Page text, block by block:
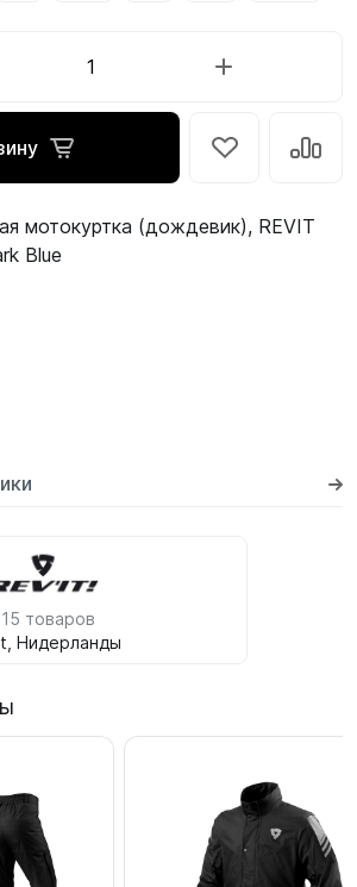
мотокуртка (дождевик), REVIT
Blue
товаров
Нидерланды